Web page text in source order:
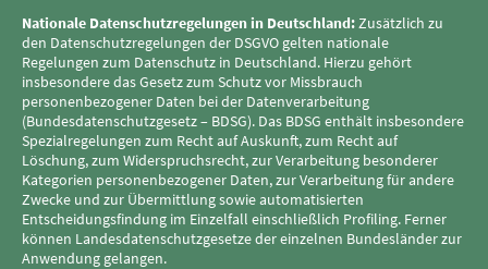
Nationale Datenschutzregelungen in Deutschland:Zusätzlich zu
den Datenschutzregelungen der DSGVO gelten nationale
Regelungen zum Datenschutz in Deutschland. Hierzu gehört
insbesondere das Gesetz zum Schutz vor Missbrauch
personenbezogener Daten bei der Datenverarbeitung
(Bundesdatenschutzgesetz – BDSG). Das BDSG enthält insbesondere
Spezialregelungen zum Recht auf Auskunft, zum Recht auf
Löschung, zum Widerspruchsrecht, zur Verarbeitung besonderer
Kategorien personenbezogener Daten, zur Verarbeitung für andere
Zwecke und zur Übermittlung sowie automatisierten
Entscheidungsfindung im Einzelfall einschließlich Profiling. Ferner
können Landesdatenschutzgesetze der einzelnen Bundesländer zur
Anwendung gelangen.